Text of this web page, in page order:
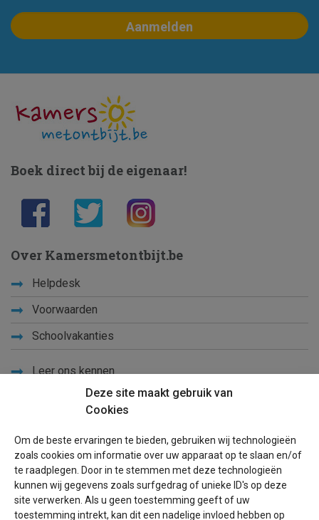
Deze site maakt gebruik van
Cookies
Om de beste ervaringen te bieden, gebruiken wij technologieën
zoals cookies om informatie over uw apparaat op te slaan en/of
te raadplegen. Door in te stemmen met deze technologieën
kunnen wij gegevens zoals surfgedrag of unieke ID's op deze
site verwerken. Als u geen toestemming geeft of uw
toestemming intrekt, kan dit een nadelige invloed hebben op
Boek direct bij de eigenaar!
Over Kamersmetontbijt.be
Helpdesk
Voorwaarden
Schoolvakanties
Leer ons kennen
Sitemap
Blog
Voor eigenaren